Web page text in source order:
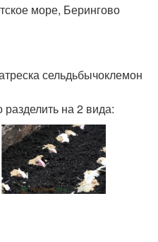
море, Берингово
сельдьбычоклемон
на 2 вида: